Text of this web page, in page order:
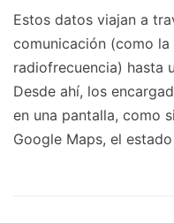
Estos datos viajan a
comunicación (como
radiofrecuencia) hasta
Desde ahí, los
en una pantalla, como
Google Maps, el